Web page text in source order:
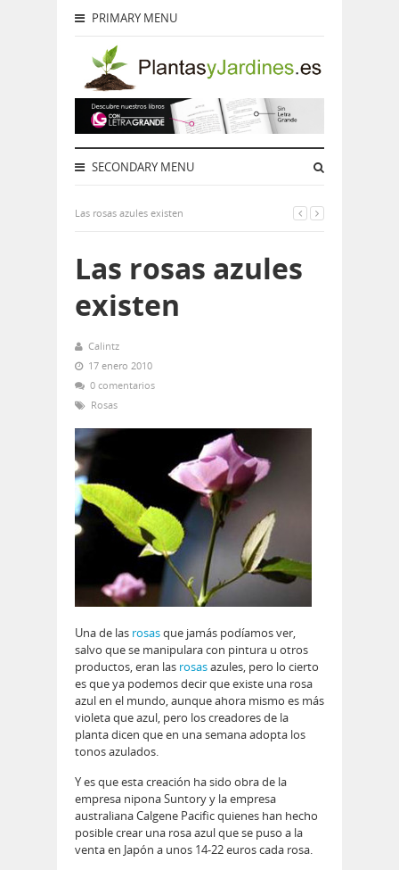
PRIMARY MENU
SECONDARY MENU
Las rosas azules existen
Las rosas azules
existen
Calintz
17 enero 2010
0 comentarios
Rosas
Una de las rosasque jamás podíamos ver,
salvo que se manipulara con pintura u otros
productos, eran las rosasazules, pero lo cierto
es que ya podemos decir que existe una rosa
azul en el mundo, aunque ahora mismo es más
violeta que azul, pero los creadores de la
planta dicen que en una semana adopta los
tonos azulados.
Y es que esta creación ha sido obra de la
empresa nipona Suntory y la empresa
australiana Calgene Pacific quienes han hecho
posible crear una rosa azul que se puso a la
venta en Japón a unos 14-22 euros cada rosa.